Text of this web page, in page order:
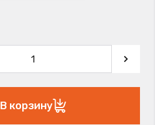
В корзину